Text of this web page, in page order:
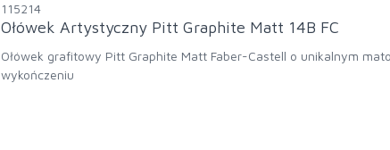
115214
Ołówek Artystyczny Pitt Graphite Matt 14B FC
Ołówek grafitowy Pitt Graphite Matt Faber-Castell o unikalnym
wykończeniu